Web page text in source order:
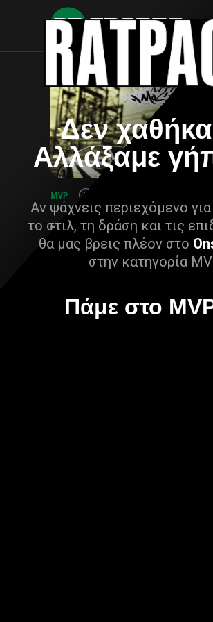
Δεν
Αλλάξαμε
Αν ψάχνεις περιεχόμενο
το στιλ, τη δράση και τις
θα μας βρεις πλέον στο
στην κατηγορία
Πάμε στο